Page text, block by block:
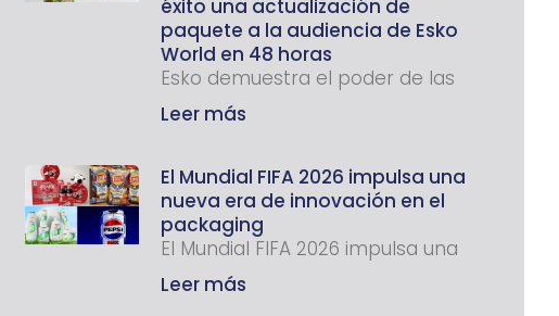
éxito una actualización de
paquete a la audiencia de Esko
World en 48 horas
Esko demuestra el poder de las
Leer más
El Mundial FIFA 2026 impulsa una
nueva era de innovación en el
packaging
El Mundial FIFA 2026 impulsa una
Leer más